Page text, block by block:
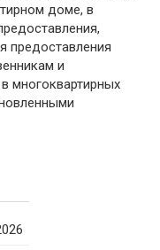
доме, в
предоставления
и
многоквартирных